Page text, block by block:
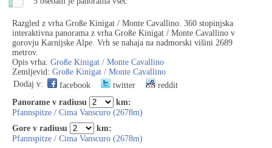
Razgled z vrha Große Kinigat / Monte Cavallino. 360 stopinjska
interaktivna panorama z vrha Große Kinigat / Monte Cavallino v
gorovju Karnijske Alpe. Vrh se nahaja na nadmorski višini 2689
metrov.
Opis vrha: Große Kinigat / Monte Cavallino
Zemljevid: Große Kinigat / Monte Cavallino
Dodaj v:
facebook twitter
reddit
Panorame v radiusu
km:
Pfannspitze / Cima Vanscuro (2678m)
Gore v radiusu
km:
Pfannspitze / Cima Vanscuro (2678m)